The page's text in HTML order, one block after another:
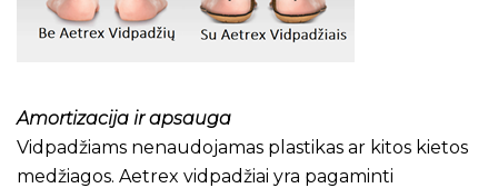
Amortizacija ir apsauga
Vidpadžiams nenaudojamas plastikas ar kitos kietos
medžiagos. Aetrex vidpadžiai yra pagaminti